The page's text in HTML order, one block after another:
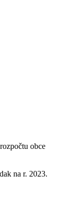
obce
na r. 2023.